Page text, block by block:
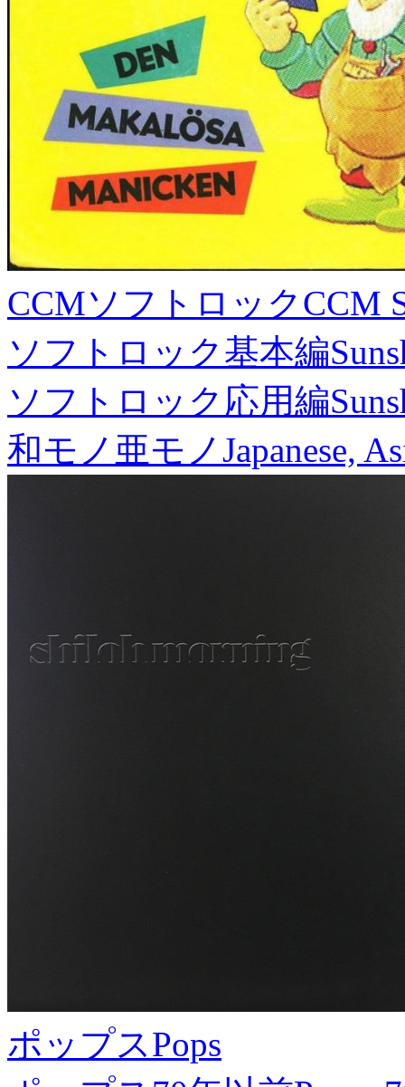
CCMソフトロックCCM
ソフトロック基本編
ソフトロック応用編
和モノ亜モノJapanese,
ポップスPops